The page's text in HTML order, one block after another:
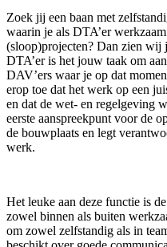
Zoek jij een baan met
waarin je als DTA’er
(sloop)projecten? Dan zien wij
DTA’er is het jouw taak om
DAV’ers waar je op dat
erop toe dat het werk op een
en dat de wet- en regelgeving
eerste aanspreekpunt voor de
de bouwplaats en legt
werk.
Het leuke aan deze functie is
zowel binnen als buiten
om zowel zelfstandig als in